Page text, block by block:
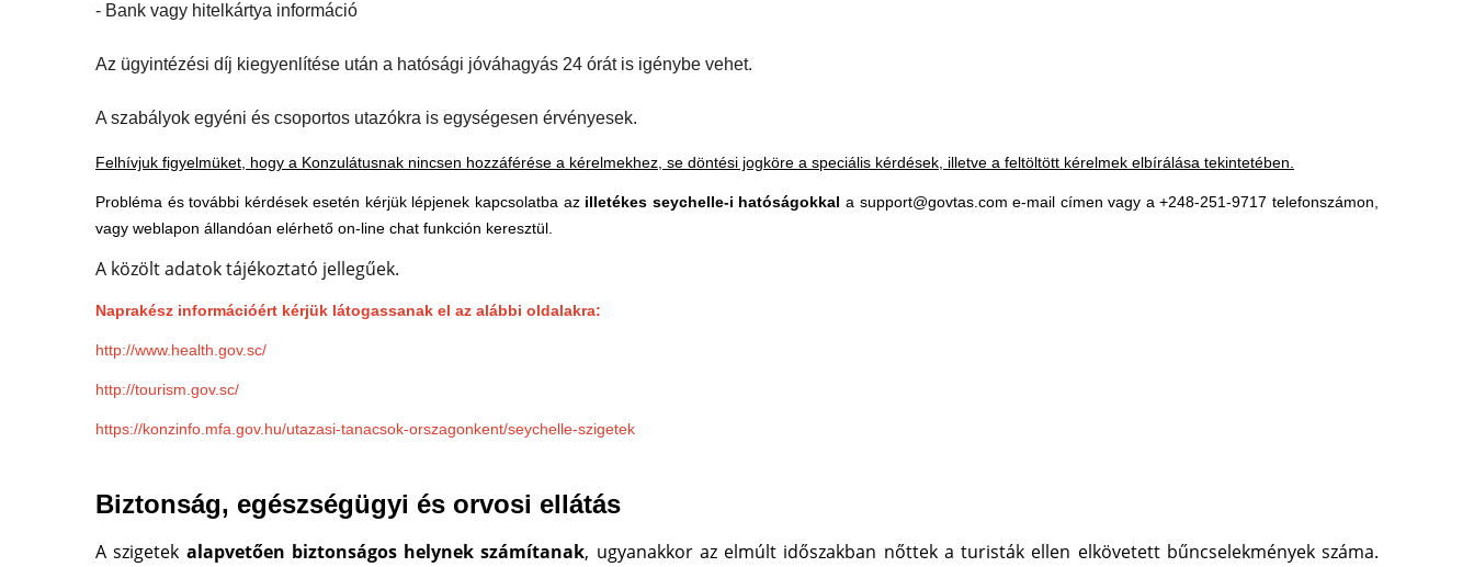
- Bank vagy hitelkártya információ
Az ügyintézési díj kiegyenlítése után a hatósági jóváhagyás 24 órát is igénybe vehet.
A szabályok egyéni és csoportos utazókra is egységesen érvényesek.
Felhívjuk figyelmüket, hogy a Konzulátusnak nincsen hozzáférése a kérelmekhez, se döntési jogköre a speciális kérdések, illetve a feltöltött kérelmek elbírálása tekintetében.
Probléma és további kérdések esetén kérjük lépjenek kapcsolatba az illetékes seychelle-i hatóságokkal a support@govtas.com e-mail címen vagy a +248-251-9717 telefonszámon,
vagy weblapon állandóan elérhető on-line chat funkción keresztül.
A közölt adatok tájékoztató jellegűek.
Naprakész információért kérjük látogassanak el az alábbi oldalakra:
http://www.health.gov.sc/
http://tourism.gov.sc/
https://konzinfo.mfa.gov.hu/utazasi-tanacsok-orszagonkent/seychelle-szigetek
Biztonság, egészségügyi és orvosi ellátás
A szigetek alapvetően biztonságos helynek számítanak, ugyanakkor az elmúlt időszakban nőttek a turisták ellen elkövetett bűncselekmények száma.